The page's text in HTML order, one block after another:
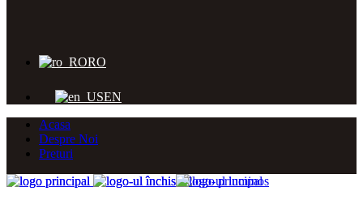
RO
EN
Acasa
Despre Noi
Preturi